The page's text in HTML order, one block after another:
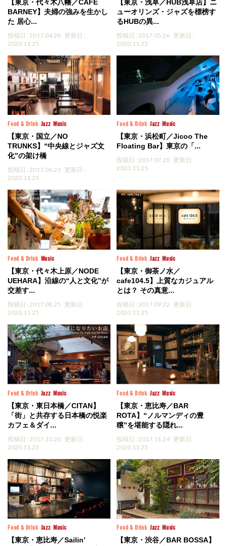
【東京・代々木八幡／CAFE
BARNEY】夫婦の強みを生かし
た 居心...
投稿日 : 2017.04.28 更新日 :
2020.11.25
【東京・浅草／HUB浅草店】ニ
ューオリンズ・ジャズを標榜す
るHUBの異...
投稿日 : 2017.05.26 更新日 :
2020.11.25
Food & Drink Jazz Music
【東京・国立／NO
TRUNKS】“中央線とジャズ文
化”の架け橋
投稿日 : 2017.06.23 更新日 :
2020.11.25
Food & Drink Jazz Music
【東京・浜松町／Jicoo The
Floating Bar】東京の「...
投稿日 : 2017.07.28 更新日 :
2020.11.25
Food & Drink Music
【東京・代々木上原／NODE
UEHARA】沿線の“人と文化”が
交差す...
投稿日 : 2017.08.25 更新日 :
2020.11.25
Food & Drink Jazz Music
【東京・御茶ノ水／
cafe104.5】上質なカジュアル
とは？ その真意...
投稿日 : 2017.09.22 更新日 :
2020.11.25
Food & Drink Jazz Music
【東京・東日本橋／CITAN】
「街」と共存する日本橋の悦楽
カフェ＆ダイ...
投稿日 : 2017.10.20 更新日 :
2020.11.25
Food & Drink Jazz Music
【東京・恵比寿／BAR
ROTA】“ノルマンディの豊
穣”を堪能する隠れ...
投稿日 : 2017.11.24 更新日 :
2020.11.25
Food & Drink Jazz Music
【東京・恵比寿／Sailin’
Food & Drink Jazz Music
【東京・渋谷／BAR BOSSA】